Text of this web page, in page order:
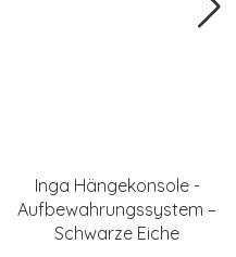
Inga Hängekonsole -
Aufbewahrungssystem –
Schwarze Eiche